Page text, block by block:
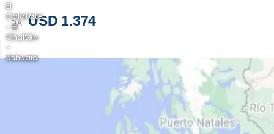
DA USD 1.374
El
Calafate
- El
Chaltén
-
Ushuaia